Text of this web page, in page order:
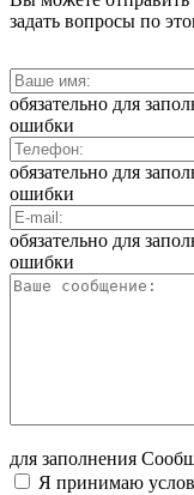
задать вопросы по
обязательно для
ошибки
обязательно для
ошибки
обязательно для
ошибки
для заполнения
Я принимаю